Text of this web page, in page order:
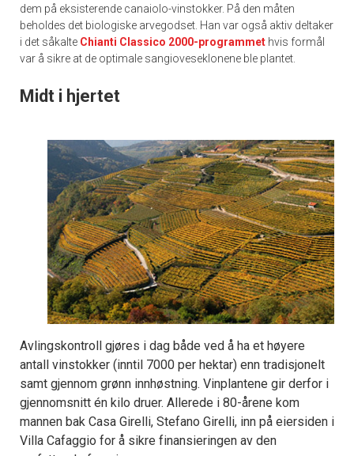
dem på eksisterende canaiolo-vinstokker. På den måten
beholdes det biologiske arvegodset. Han var også aktiv deltaker
i det såkalte Chianti Classico 2000-programmet hvis formål
var å sikre at de optimale sangioveseklonene ble plantet.
Midt i hjertet
Avlingskontroll gjøres i dag både ved å ha et høyere
antall vinstokker (inntil 7000 per hektar) enn tradisjonelt
samt gjennom grønn innhøstning. Vinplantene gir derfor i
gjennomsnitt én kilo druer. Allerede i 80-årene kom
mannen bak Casa Girelli, Stefano Girelli, inn på eiersiden i
Villa Cafaggio for å sikre finansieringen av den